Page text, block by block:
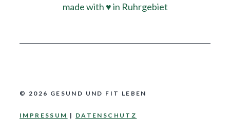
made with ♥in Ruhrgebiet
© 2026 GESUND UND FIT LEBEN
IMPRESSUM | DATENSCHUTZ